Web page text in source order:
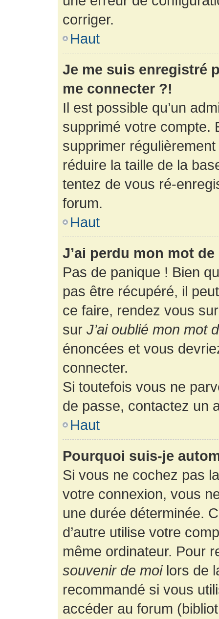
corriger.
Haut
Je me suis enregistré
me connecter ?!
Il est possible qu’un
supprimé votre compte.
supprimer
réduire la taille de la
tentez de vous ré-
forum.
Haut
J’ai perdu mon mot
Pas de panique ! Bien
pas être récupéré, il
ce faire, rendez vous
sur J’ai oublié mon mot
énoncées et vous
connecter.
Si toutefois vous ne
de passe, contactez un
Haut
Pourquoi suis-je
Si vous ne cochez pas
votre connexion, vous
une durée déterminée.
d’autre utilise votre
même ordinateur. Pour
souvenir de moilors de
recommandé si vous
accéder au forum